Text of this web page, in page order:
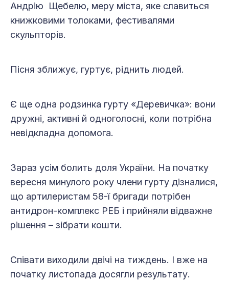
Андрію Щебелю, меру міста, яке славиться
книжковими толоками, фестивалями
скульпторів.
Пісня зближує, гуртує, ріднить людей.
Є ще одна родзинка гурту «Деревичка»: вони
дружні, активні й одноголосні, коли потрібна
невідкладна допомога.
Зараз усім болить доля України. На початку
вересня минулого року члени гурту дізналися,
що артилеристам 58-ї бригади потрібен
антидрон-комплекс РЕБ і прийняли відважне
рішення – зібрати кошти.
Співати виходили двічі на тиждень. І вже на
початку листопада досягли результату.